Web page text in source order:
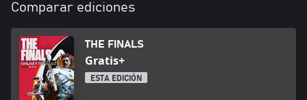
Comparar ediciones
THE FINALS
Gratis+
ESTA EDICIÓN